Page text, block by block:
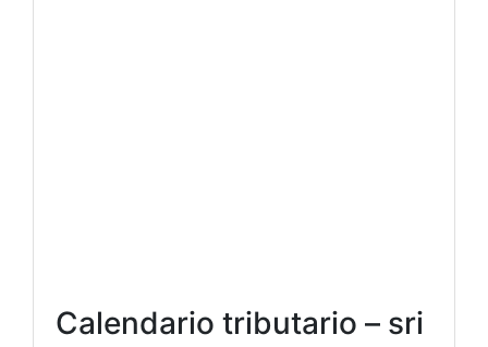
Calendario tributario – sri